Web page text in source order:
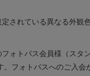
されている異なる外観
ォトパス会員様（スタ
フォトパスへのご入会